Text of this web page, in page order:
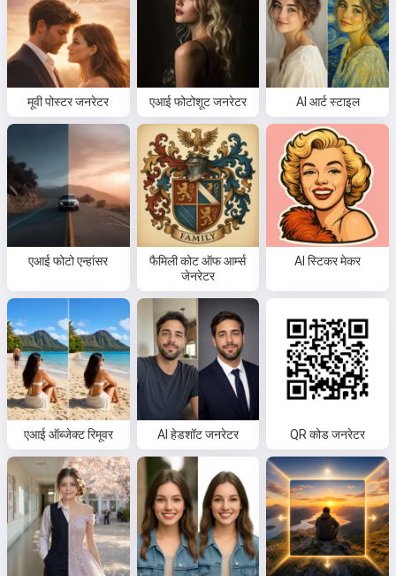
मूवी पोस्टर जनरेटर एआई फोटोशूट जनरेटर AI आर्ट स्टाइल
एआई फोटो एन्हांसर
फैमिली कोट ऑफ आर्म्स
जेनरेटर
AI स्टिकर मेकर
एआई ऑब्जेक्ट रिमूवर AI हेडशॉट जनरेटर QR कोड जनरेटर